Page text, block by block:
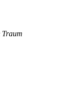
Traum